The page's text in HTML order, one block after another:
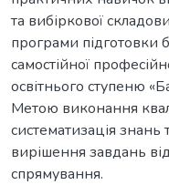
та вибіркової
програми підготовки
самостійної
освітнього ступеню
Метою виконання
систематизація
вирішення завдань
спрямування.